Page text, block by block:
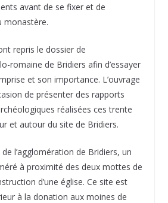
avant de se fixer et de
monastère.
repris le dossier de
romaine de Bridiers afin d’essayer
et son importance. L’ouvrage
de présenter des rapports
réalisées ces trente
et autour du site de Bridiers.
l’agglomération de Bridiers, un
à proximité des deux mottes de
d’une église. Ce site est
à la donation aux moines de